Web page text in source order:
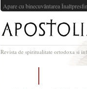
Apare cu binecuvântarea
Revista de spiritualitate ortodoxa si